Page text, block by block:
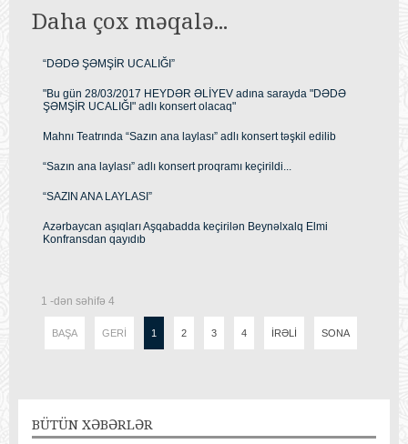
Daha çox məqalə...
“DƏDƏ ŞƏMŞİR UCALIĞI”
"Bu gün 28/03/2017 HEYDƏR ƏLİYEV adına sarayda "DƏDƏ
ŞƏMŞİR UCALIĞI" adlı konsert olacaq"
Mahnı Teatrında “Sazın ana laylası” adlı konsert təşkil edilib
“Sazın ana laylası” adlı konsert proqramı keçirildi...
“SAZIN ANA LAYLASI”
Azərbaycan aşıqları Aşqabadda keçirilən Beynəlxalq Elmi
Konfransdan qayıdıb
1 -dən səhifə 4
BAŞA GERI 1 2 3 4 İRƏLI SONA
BÜTÜN XƏBƏRLƏR